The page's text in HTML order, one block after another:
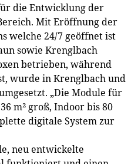
die Entwicklung der
Mit Eröffnung der
welche 24/7 geöffnet ist
sowie Krenglbach
betrieben, während
wurde in Krenglbach und
„Die Module für
m² groß, Indoor bis 80
digitale System zur
neu entwickelte